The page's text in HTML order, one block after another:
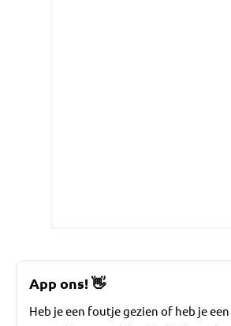
App ons!👋
Heb je een foutje gezien of heb je een